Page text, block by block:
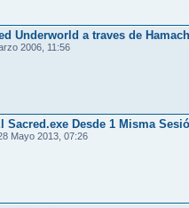
Underworld a traves de
2006, 11:56
Sacred.exe Desde 1 Misma
Mayo 2013, 07:26